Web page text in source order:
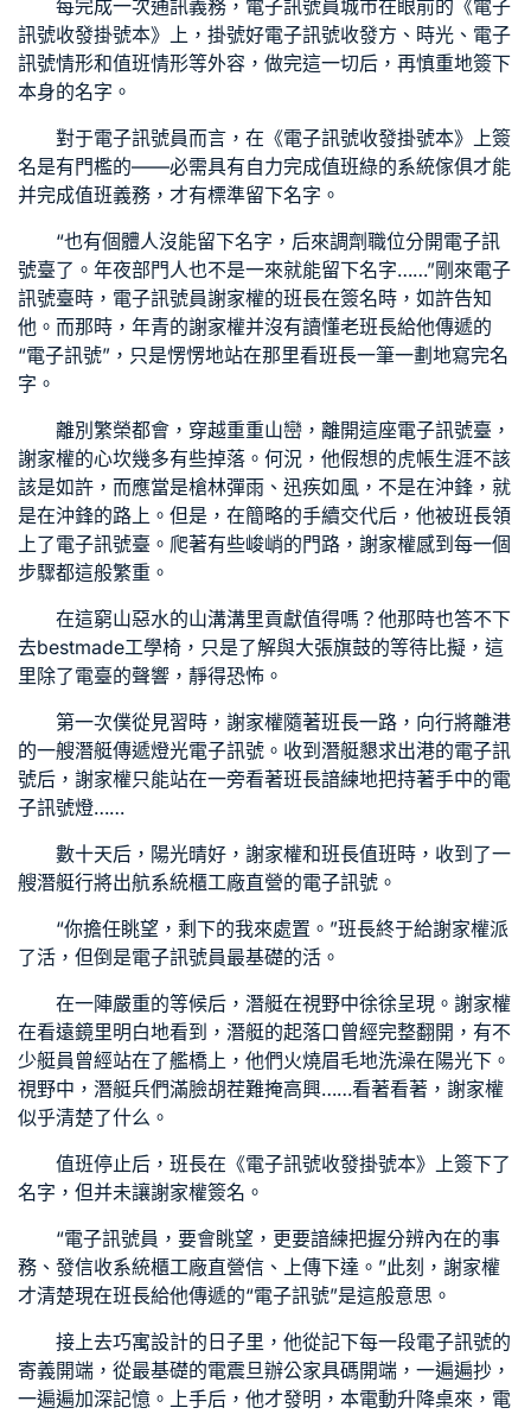
每完成一次通訊義務，電子訊號員城市在眼前的《電子
訊號收發掛號本》上，掛號好電子訊號收發方、時光、電子
訊號情形和值班情形等外容，做完這一切后，再慎重地簽下
本身的名字。
對于電子訊號員而言，在《電子訊號收發掛號本》上簽
名是有門檻的——必需具有自力完成值班綠的系統傢俱才能
并完成值班義務，才有標準留下名字。
“也有個體人沒能留下名字，后來調劑職位分開電子訊
號臺了。年夜部門人也不是一來就能留下名字……”剛來電子
訊號臺時，電子訊號員謝家權的班長在簽名時，如許告知
他。而那時，年青的謝家權并沒有讀懂老班長給他傳遞的
“電子訊號”，只是愣愣地站在那里看班長一筆一劃地寫完名
字。
離別繁榮都會，穿越重重山巒，離開這座電子訊號臺，
謝家權的心坎幾多有些掉落。何況，他假想的虎帳生涯不該
該是如許，而應當是槍林彈雨、迅疾如風，不是在沖鋒，就
是在沖鋒的路上。但是，在簡略的手續交代后，他被班長領
上了電子訊號臺。爬著有些峻峭的門路，謝家權感到每一個
步驟都這般繁重。
在這窮山惡水的山溝溝里貢獻值得嗎？他那時也答不下
去bestmade工學椅 ，只是了解與大張旗鼓的等待比擬，這
里除了電臺的聲響，靜得恐怖。
第一次僕從見習時，謝家權隨著班長一路，向行將離港
的一艘潛艇傳遞燈光電子訊號。收到潛艇懇求出港的電子訊
號后，謝家權只能站在一旁看著班長諳練地把持著手中的電
子訊號燈……
數十天后，陽光晴好，謝家權和班長值班時，收到了一
艘潛艇行將出航系統櫃工廠直營的電子訊號。
“你擔任眺望，剩下的我來處置。”班長終于給謝家權派
了活，但倒是電子訊號員最基礎的活。
在一陣嚴重的等候后，潛艇在視野中徐徐呈現。謝家權
在看遠鏡里明白地看到，潛艇的起落口曾經完整翻開，有不
少艇員曾經站在了艦橋上，他們火燒眉毛地洗澡在陽光下。
視野中，潛艇兵們滿臉胡茬難掩高興……看著看著，謝家權
似乎清楚了什么。
值班停止后，班長在《電子訊號收發掛號本》上簽下了
名字，但并未讓謝家權簽名。
“電子訊號員，要會眺望，更要諳練把握分辨內在的事
務、發信收系統櫃工廠直營信、上傳下達。”此刻，謝家權
才清楚現在班長給他傳遞的“電子訊號”是這般意思。
接上去巧寓設計的日子里，他從記下每一段電子訊號的
寄義開端，從最基礎的電震旦辦公家具碼開端，一遍遍抄，
一遍遍加深記憶。上手后，他才發明，本電動升降桌來，電